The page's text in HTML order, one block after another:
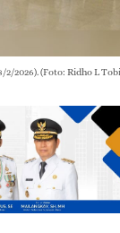
2026). (Foto: Ridho L